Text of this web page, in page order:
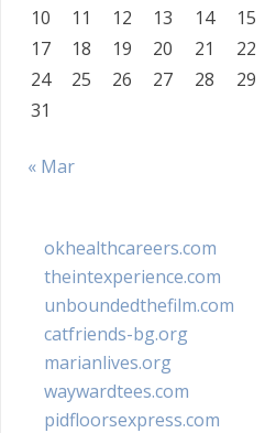
10
11 12 13 14 15
17
18 19 20 21 22
24
25 26 27 28 29
31
« Mar
okhealthcareers.com
theintexperience.com
unboundedthefilm.com
catfriends-bg.org
marianlives.org
waywardtees.com
pidfloorsexpress.com